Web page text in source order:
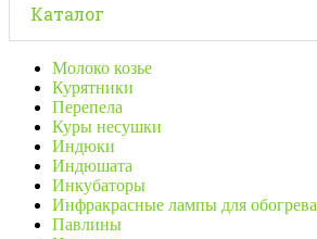
Каталог
Молоко козье
Курятники
Перепела
Куры несушки
Индюки
Индюшата
Инкубаторы
Инфракрасные лампы для обогрева
Павлины